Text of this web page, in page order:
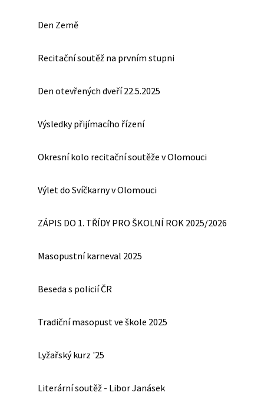
Den Země
Recitační soutěž na prvním stupni
Den otevřených dveří 22.5.2025
Výsledky přijímacího řízení
Okresní kolo recitační soutěže v Olomouci
Výlet do Svíčkarny v Olomouci
ZÁPIS DO 1. TŘÍDY PRO ŠKOLNÍ ROK 2025/2026
Masopustní karneval 2025
Beseda s policií ČR
Tradiční masopust ve škole 2025
Lyžařský kurz '25
Literární soutěž - Libor Janásek